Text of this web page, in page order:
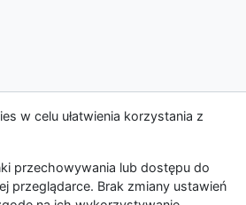
w celu ułatwienia korzystania z
przechowywania lub dostępu do
przeglądarce. Brak zmiany ustawień